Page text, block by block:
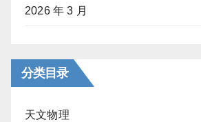
2026 年 3 月
分类目录
天文物理